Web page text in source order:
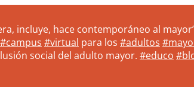
incluye, hace contemporáneo al
#campus #virtual para los #adultos
social del adulto mayor. #educo